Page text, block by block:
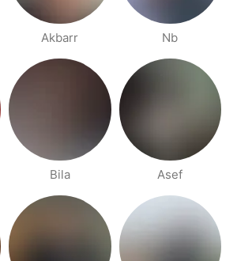
Akbarr Nb
Bila Asef